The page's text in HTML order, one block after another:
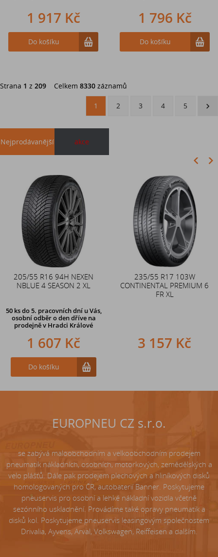
1 917 Kč
Do košíku
1 796 Kč
Do košíku
Strana 1 z 209 Celkem 8330 záznamů
1 2 3 4 5
Nejprodávanější akce
205/55 R16 94H NEXEN
NBLUE 4 SEASON 2 XL
50 ks do 5. pracovních dní u Vás,
osobní odběr o den dříve na
prodejněv Hradci Králové
1 607 Kč
Do košíku
235/55 R17 103W
CONTINENTAL PREMIUM 6
FR XL
3 157 Kč
Duše 12x4 (4.00-4) kovový
zahnutý ventil TR87
242 Kč
EUROPNEU CZ s.r.o.
se zabývá maloobchodním a velkoobchodním prodejem
pneumatik nákladních, osobních, motorkových, zemědělských a
velo plášťů. Dále pak prodejem plechových a hliníkových disků
homologovaných pro ČR, autobaterií Banner. Poskytujeme
pneuservis pro osobní a lehké nákladní vozidla včetně
sezónního uskladnění. Provádíme také opravy pneumatik a
disků kol. Poskytujeme pneuservis leasingovým společnostem
Drivalia, Ayvens, Arval, Volkswagen, Reiffeisen a dalším.